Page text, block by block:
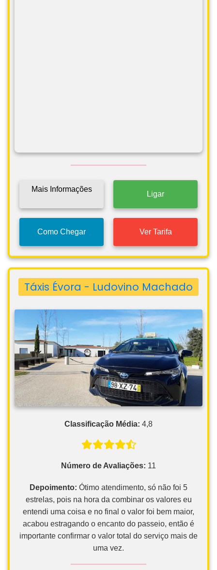
Mais Informações
Ligar
Como Chegar Ver Tarifa
Táxis Évora - Ludovino Machado
Classificação Média: 4,8
Número de Avaliações: 11
Depoimento: Ótimo atendimento, só não foi 5
estrelas, pois na hora da combinar os valores eu
entendi uma coisa e no final o valor foi bem maior,
acabou estragando o encanto do passeio, então é
importante confirmar o valor total do serviço mais de
uma vez.